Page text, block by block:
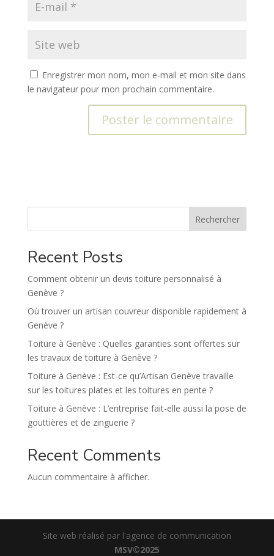
Enregistrer mon nom, mon e-mail et mon site dans
le navigateur pour mon prochain commentaire.
i
e
:
Rechercher
Recent Posts
Comment obtenir un devis toiture personnalisé à
Genève ?
Où trouver un artisan couvreur disponible rapidement à
Genève ?
Toiture à Genève : Quelles garanties sont offertes sur
les travaux de toiture à Genève ?
Toiture à Genève : Est-ce qu’Artisan Genève travaille
sur les toitures plates et les toitures en pente ?
Toiture à Genève : L’entreprise fait-elle aussi la pose de
gouttières et de zinguerie ?
Recent Comments
Aucun commentaire à afficher.
Site web réalisé par l'agence de communication
MSV©2025